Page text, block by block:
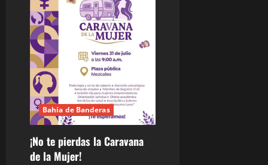
Bahía de Banderas
¡No te pierdas la Caravana
de la Mujer!